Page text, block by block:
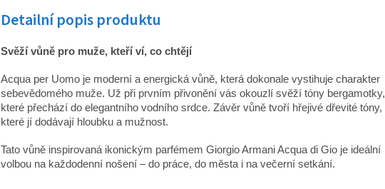
Detailní popis produktu
Svěží vůně pro muže, kteří ví, co chtějí
Acqua per Uomo je moderní a energická vůně, která dokonale vystihuje charakter
sebevědomého muže. Už při prvním přivonění vás okouzlí svěží tóny bergamotky,
které přechází do elegantního vodního srdce. Závěr vůně tvoří hřejivé dřevité tóny,
které jí dodávají hloubku a mužnost.
Tato vůně inspirovaná ikonickým parfémem Giorgio Armani Acqua di Gio je ideální
volbou na každodenní nošení – do práce, do města i na večerní setkání.